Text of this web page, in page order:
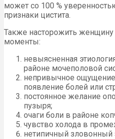
может со 100 %
признаки цистита.
Также насторожить
моменты:
невыясненная
районе мочеполовой
непривычное ощущение
появление болей или
постоянное желание
пузыря;
очаги боли в районе
чувство холода в
нетипичный зловонный